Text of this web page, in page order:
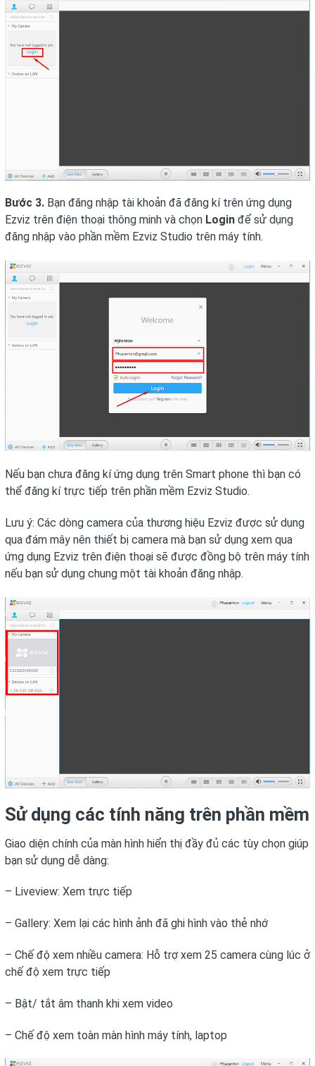
Bước 3. Bạn đăng nhập tài khoản đã đăng kí trên ứng dụng
Ezviz trên điện thoại thông minh và chọn Login để sử dụng
đăng nhập vào phần mềm Ezviz Studio trên máy tính.
Nếu bạn chưa đăng kí ứng dụng trên Smart phone thì bạn có
thể đăng kí trực tiếp trên phần mềm Ezviz Studio.
Lưu ý: Các dòng camera của thương hiệu Ezviz được sử dụng
qua đám mây nên thiết bị camera mà bạn sử dụng xem qua
ứng dụng Ezviz trên điện thoại sẽ được đồng bộ trên máy tính
nếu bạn sử dụng chung một tài khoản đăng nhập.
Sử dụng các tính năng trên phần mềm
Giao diện chính của màn hình hiển thị đầy đủ các tùy chọn giúp
bạn sử dụng dễ dàng:
– Liveview: Xem trực tiếp
– Gallery: Xem lại các hình ảnh đã ghi hình vào thẻ nhớ
– Chế độ xem nhiều camera: Hỗ trợ xem 25 camera cùng lúc ở
chế độ xem trực tiếp
– Bật/ tắt âm thanh khi xem video
– Chế độ xem toàn màn hình máy tính, laptop